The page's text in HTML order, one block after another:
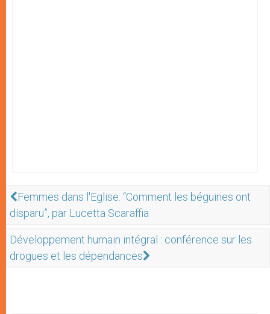
Femmes dans l'Eglise: “Comment les béguines ont
disparu”, par Lucetta Scaraffia
Développement humain intégral : conférence sur les
drogues et les dépendances